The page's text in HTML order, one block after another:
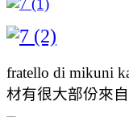
fratello di mikuni
材有很大部份來